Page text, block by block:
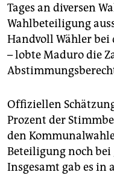
Tages an diversen
Wahlbeteiligung
Handvoll Wähler bei
– lobte Maduro die
Offiziellen
Prozent der
den
Beteiligung noch bei
Insgesamt gab es in